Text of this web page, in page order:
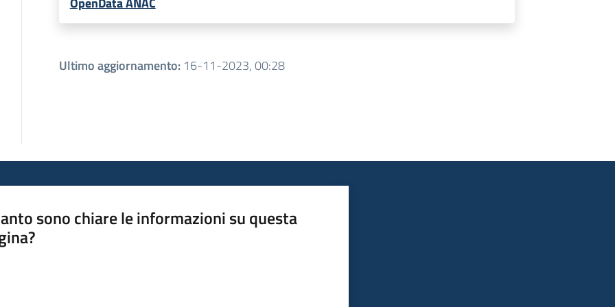
Ultimo aggiornamento: 16-11-2023, 00:28
sono chiare le informazioni su questa